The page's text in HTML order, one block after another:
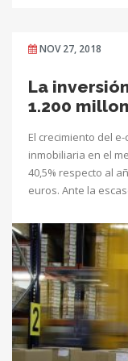
NOV 27, 2018
La
1.200
El crecimiento del
inmobiliaria en el
40,5% respecto al
euros. Ante la